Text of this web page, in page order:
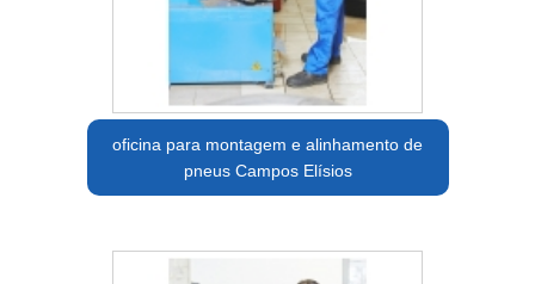
oficina para montagem e alinhamento de
pneus Campos Elísios